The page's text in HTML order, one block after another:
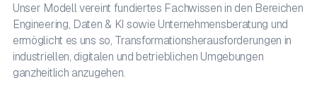
Unser Modell vereint fundiertes Fachwissen in den Bereichen
Engineering, Daten & KI sowie Unternehmensberatung und
ermöglicht es uns so, Transformationsherausforderungen in
industriellen, digitalen und betrieblichen Umgebungen
ganzheitlich anzugehen.